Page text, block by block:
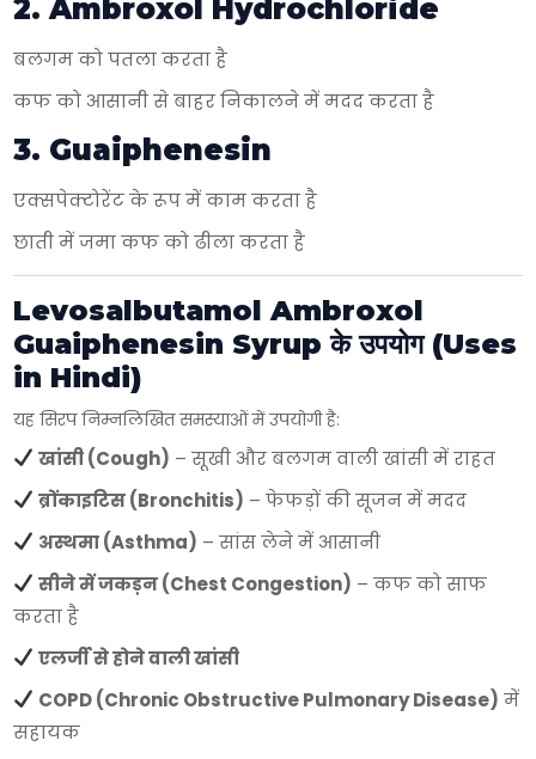
2. Ambroxol Hydrochloride
बलगम को पतला करता है
कफ को आसानी से बाहर निकालने में मदद करता है
3. Guaiphenesin
एक्सपेक्टोरेंट के रूप में काम करता है
छाती में जमा कफ को ढीला करता है
Levosalbutamol Ambroxol
Guaiphenesin Syrup के उपयोग (Uses
in Hindi)
यह सिरप निम्नलिखित समस्याओं में उपयोगी है:
खांसी (Cough) – सूखी और बलगम वाली खांसी में राहत
ब्रोंकाइटिस (Bronchitis) – फेफड़ों की सूजन में मदद
अस्थमा (Asthma) – सांस लेने में आसानी
सीने में जकड़न (Chest Congestion) – कफ को साफ
करता है
एलर्जी से होने वाली खांसी
COPD (Chronic Obstructive Pulmonary Disease) में
सहायक